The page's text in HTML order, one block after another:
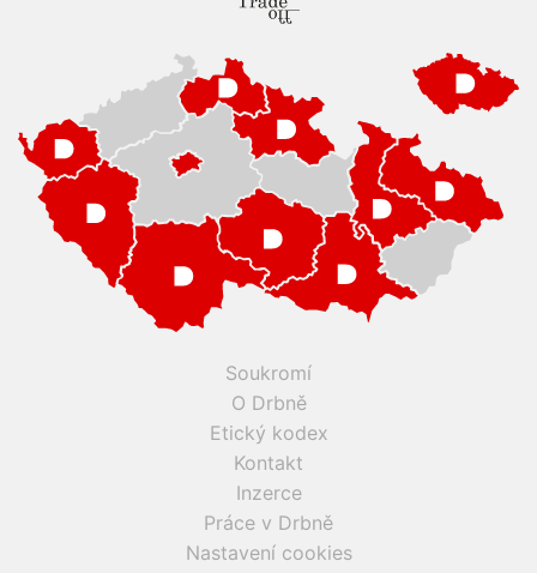
Soukromí
O Drbně
Etický kodex
Kontakt
Inzerce
Práce v Drbně
Nastavení cookies